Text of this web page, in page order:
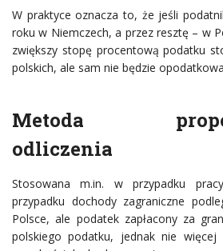
W praktyce oznacza to, że jeśli
roku w Niemczech, a przez resztę – w
zwiększy stopę procentową podatku
polskich, ale sam nie będzie
Metoda
odliczenia
Stosowana m.in. w przypadku
przypadku dochody zagraniczne
Polsce, ale podatek zapłacony za
polskiego podatku, jednak nie